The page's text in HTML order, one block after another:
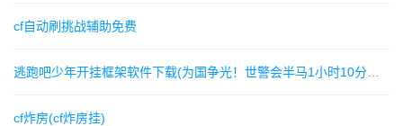
cf自动刷挑战辅助免费
cf炸房(cf炸房挂)